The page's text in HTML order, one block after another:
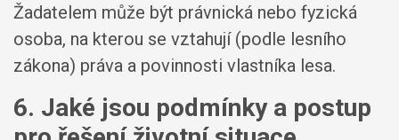
Žadatelem může být právnická nebo fyzická
osoba, na kterou se vztahují (podle lesního
zákona) práva a povinnosti vlastníka lesa.
6. Jaké jsou podmínky a postup